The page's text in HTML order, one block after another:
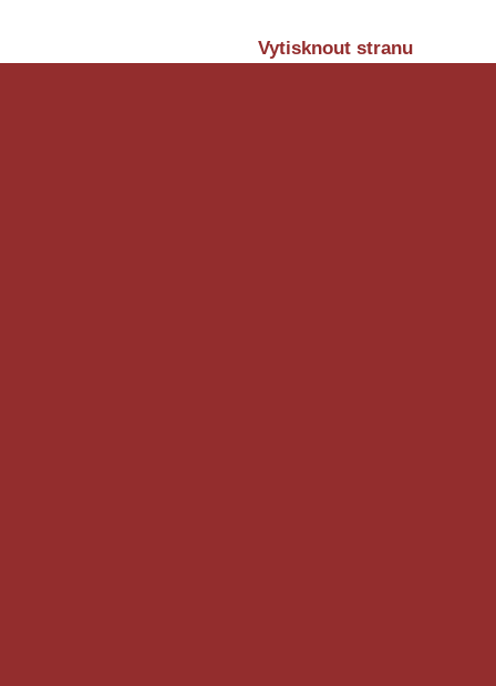
Vytisknout stranu